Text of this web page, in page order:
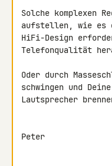
Solche komplexen
aufstellen, wie es
HiFi-Design
Telefonqualität
Oder durch
schwingen und Deine
Lautsprecher
Peter